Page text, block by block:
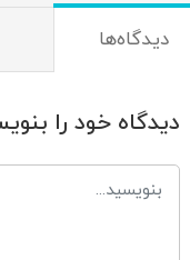
دیدگاه‌ها
دیدگاه خود را